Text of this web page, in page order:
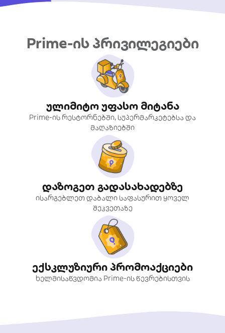
Prime-ის პრივილეგიები
ულიმიტო უფასო მიტანა
Prime-ის რესტორნებში, სუპერმარკეტებსა და
მაღაზიებში
დაზოგეთ გადასახადებზე
ისარგებლეთ დაბალი საფასურით ყოველ
შეკვეთაზე
ექსკლუზიური პრომოაქციები
ხელმისაწვდომია Prime-ის წევრებისთვის